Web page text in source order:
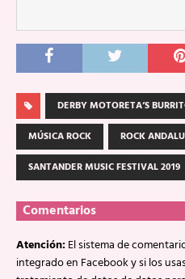
DERBY MOTORETA’S
MÚSICA ROCK
ROCK
SANTANDER MUSIC FESTIVAL 2019
Comentarios
Atención:El sistema de
integrado en Facebook y si los